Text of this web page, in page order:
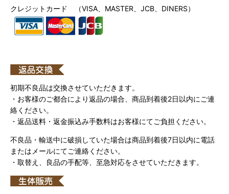
クレジットカード （VISA、MASTER、JCB、DINERS）
初期不良品は交換させていただきます。
・お客様のご都合により返品の場合、商品到着後2日以内にご連
絡ください。
・返品送料・返金振込み手数料はお客様にてご負担ください。
不良品・輸送中に破損していた場合は商品到着後7日以内に電話
またはメールにてご連絡ください。
・取替え、良品の手配等、至急対応をさせていただきます。